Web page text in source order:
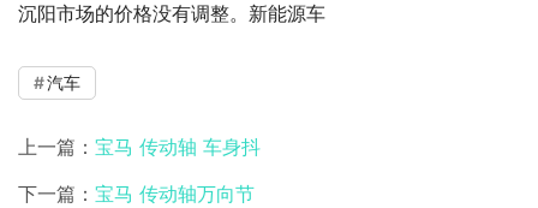
沉阳市场的价格没有调整。新能源车
汽车
上一篇： 宝马 传动轴 车身抖
下一篇： 宝马 传动轴万向节